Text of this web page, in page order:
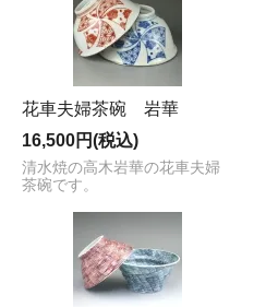
花車夫婦茶碗 岩華
16,500円(税込)
清水焼の高木岩華の花車夫婦
茶碗です。